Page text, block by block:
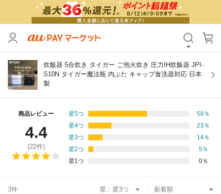
炊飯器 5合炊き タイガー ご泡火炊き 圧力IH炊飯器 JPI-
S10N タイガー魔法瓶 内ぶた キャップ食洗器対応 日本
製
商品レビュー
4.4
(22件)
星5つ 58％
星4つ
23％
星3つ
14％
星2つ
5％
星1つ
0％
3件 星：
カテゴリ すべて
価格 すべて
支払い方法
その他の条件
送料無料
Pontaパス特典対象すべて